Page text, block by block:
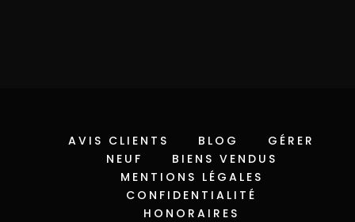
AVIS CLIENTS BLOG
GÉRER
NEUF
BIENS VENDUS
MENTIONS LÉGALES
CONFIDENTIALITÉ
HONORAIRES